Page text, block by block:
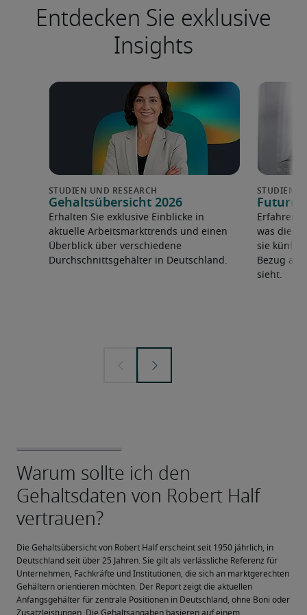
Entdecken Sie exklusive
Insights
Gehaltsübersicht 2026
Erhalten Sie exklusive Einblicke in
aktuelle Arbeitsmarkttrends und einen
Überblick über verschiedene
Durchschnittsgehälter in Deutschland.
Future
Erfahren
was die
sie
Bezug
sieht.
Die Gehaltsübersicht von Robert Half erscheint seit 1950 jährlich, in
Deutschland seit über 25 Jahren. Sie gilt als verlässliche Referenz für
Unternehmen, Fachkräfte und Institutionen, die sich an marktgerechten
Gehältern orientieren möchten. Der Report zeigt die aktuellen
Anfangsgehälter für zentrale Positionen in Deutschland, ohne Boni oder
Zusatzleistungen. Die Gehaltsangaben basieren auf einem